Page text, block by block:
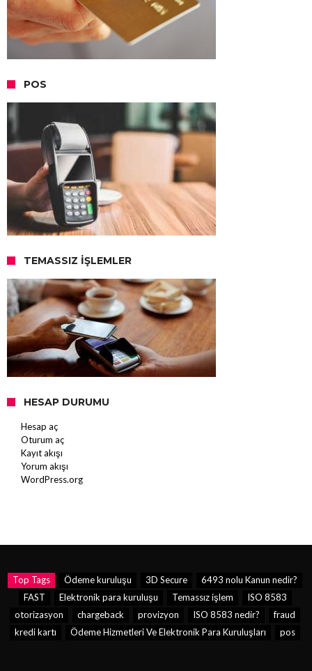
POS
TEMASSIZ İŞLEMLER
HESAP DURUMU
Hesap aç
Oturum aç
Kayıt akışı
Yorum akışı
WordPress.org
Top Tags Ödeme kuruluşu 3D Secure
6493 nolu Kanun nedir?
FAST
Elektronik para kuruluşu Temassız işlem
ISO 8583
otorizasyon
chargeback provizyon ISO 8583 nedir?
fraud
kredi kartı
Ödeme Hizmetleri Ve Elektronik Para Kuruluşları pos